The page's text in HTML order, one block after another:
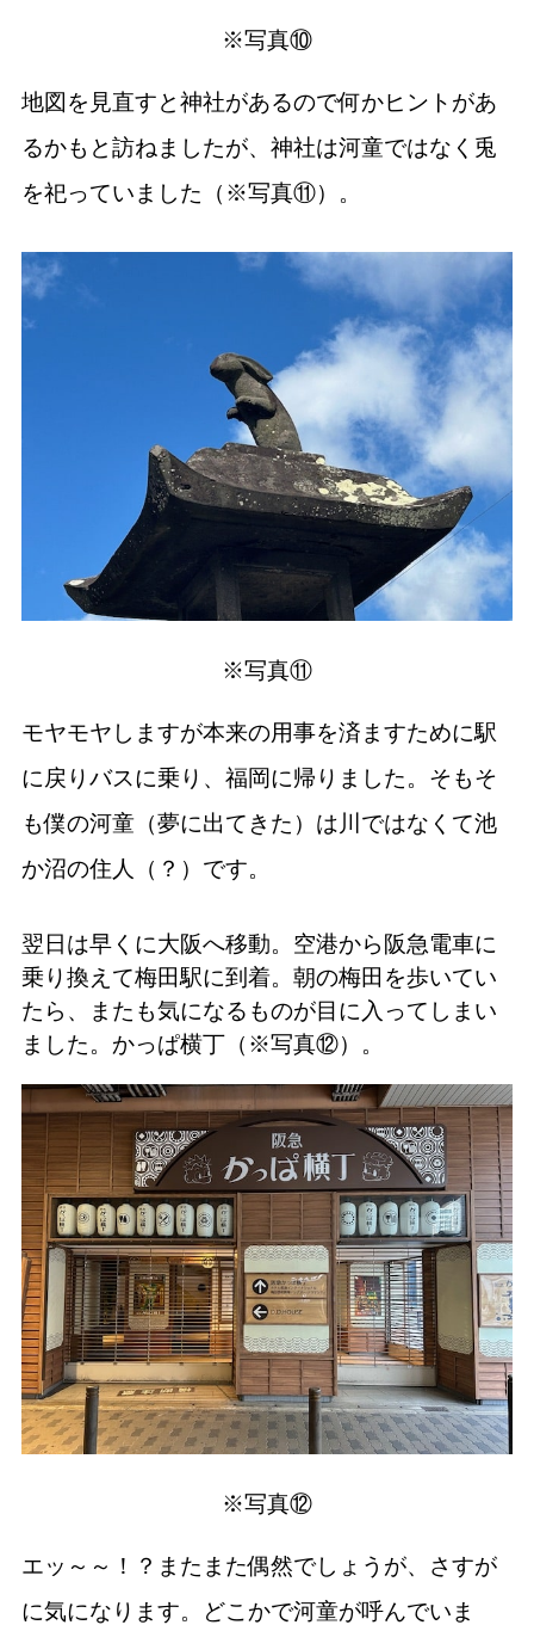
※写真⑩
地図を見直すと神社があるので何かヒントがあ
るかもと訪ねましたが、神社は河童ではなく兎
を祀っていました（※写真⑪）。
※写真⑪
モヤモヤしますが本来の用事を済ますために駅
に戻りバスに乗り、福岡に帰りました。そもそ
も僕の河童（夢に出てきた）は川ではなくて池
か沼の住人（？）です。
翌日は早くに大阪へ移動。空港から阪急電車に
乗り換えて梅田駅に到着。朝の梅田を歩いてい
たら、またも気になるものが目に入ってしまい
ました。かっぱ横丁（※写真⑫）。
※写真⑫
エッ～～！？またまた偶然でしょうが、さすが
に気になります。どこかで河童が呼んでいま